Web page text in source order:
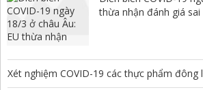
thừa nhận đánh giá sai
Xét nghiệm COVID-19 các thực phẩm